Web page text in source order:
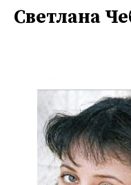
Светлана